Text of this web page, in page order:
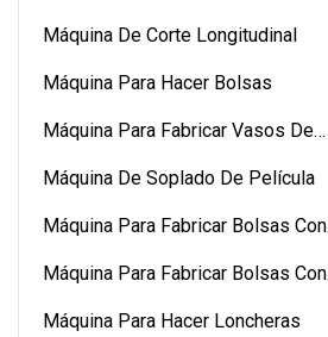
Máquina De Corte Longitudinal
Máquina Para Hacer Bolsas
Máquina Para Fabricar Vasos De
Máquina De Soplado De Película
Máquina Para Fabricar Bolsas Con
Máquina Para Fabricar Bolsas Con
Máquina Para Hacer Loncheras